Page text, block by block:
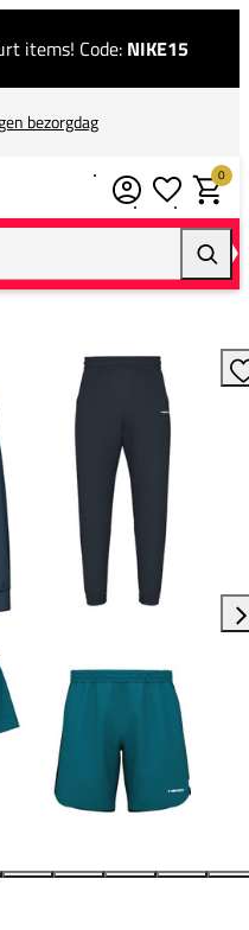
items! Code: NIKE15
bezorgdag
0